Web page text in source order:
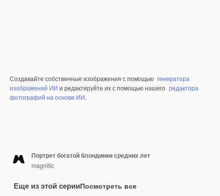
Создавайте собственные изображения с помощью генератора
изображений ИИ и редактируйте их с помощью нашего редактора
фотографий на основе ИИ.
Портрет богатой блондинки средних лет
magnific
Еще из этой серииПосмотреть все